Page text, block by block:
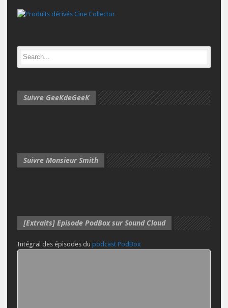
Suivre GeeKdeGeeK
Suivre Monsieur Smith
[Extraits] Episode PodBox sur Sound Cloud
Intégral des épisodes du podcast PodBox